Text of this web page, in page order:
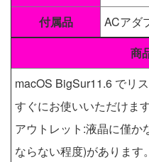
付属品
ACアダ
商
macOS BigSur11.6 でリ
すぐにお使いいただけます
アウトレット:液晶に僅か
ならない程度)があります。